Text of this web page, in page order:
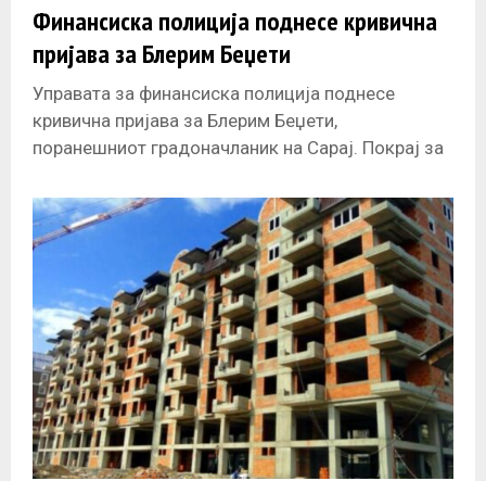
Финансиска полиција поднесе кривична
пријава за Блерим Беџети
Управата за финансиска полиција поднесе
кривична пријава за Блерим Беџети,
поранешниот градоначланик на Сарај. Покрај за
седуммина, вработени